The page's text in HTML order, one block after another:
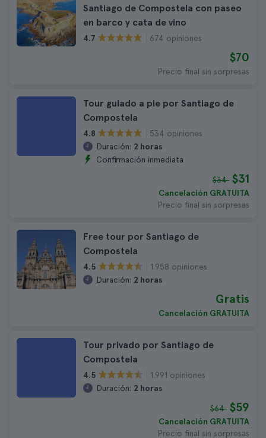
Santiago de Compostela con paseo
en barco y cata de vino
4.7 674 opiniones
$70
Precio final sin sorpresas
Tour guiado a pie por Santiago de
Compostela
4.8
534 opiniones
Duración: 2 horas
Confirmación inmediata
$34 $31
Cancelación GRATUITA
Precio final sin sorpresas
Free tour por Santiago de
Compostela
4.5
1.958 opiniones
Duración: 2 horas
Gratis
Cancelación GRATUITA
Tour privado por Santiago de
Compostela
4.5
1.991 opiniones
Duración: 2 horas
$64 $59
Cancelación GRATUITA
Precio final sin sorpresas